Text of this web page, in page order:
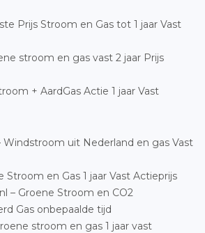
Prijs Stroom en Gas tot 1 jaar Vast
stroom en gas vast 2 jaar Prijs
+ AardGas Actie 1 jaar Vast
Windstroom uit Nederland en gas Vast
Stroom en Gas 1 jaar Vast Actieprijs
– Groene Stroom en CO2
Gas onbepaalde tijd
stroom en gas 1 jaar vast